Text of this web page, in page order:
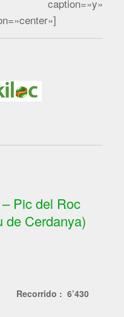
caption=»y»
Pic del Roc
de Cerdanya)
Recorrido : 6’430